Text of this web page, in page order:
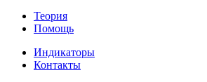
Теория
Помощь
Индикаторы
Контакты